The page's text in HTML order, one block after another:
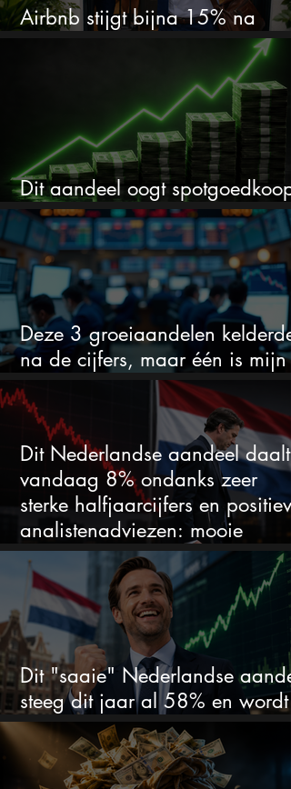
Airbnb stijgt bijna 15% na
cijfers: vooral dit AI-cijfer valt op
Dit aandeel oogt spotgoedkoop
voor hoeveel het kan stijgen
Deze 3 groeiaandelen
na de cijfers, maar één is mijn
duidelijke favoriet
Dit Nederlandse aandeel daalt
vandaag 8% ondanks zeer
sterke halfjaarcijfers en positieve
analistenadviezen: mooie
koopkans?
Dit "saaie" Nederlandse
steeg dit jaar al 58% en wordt
volgens analisten onderschat